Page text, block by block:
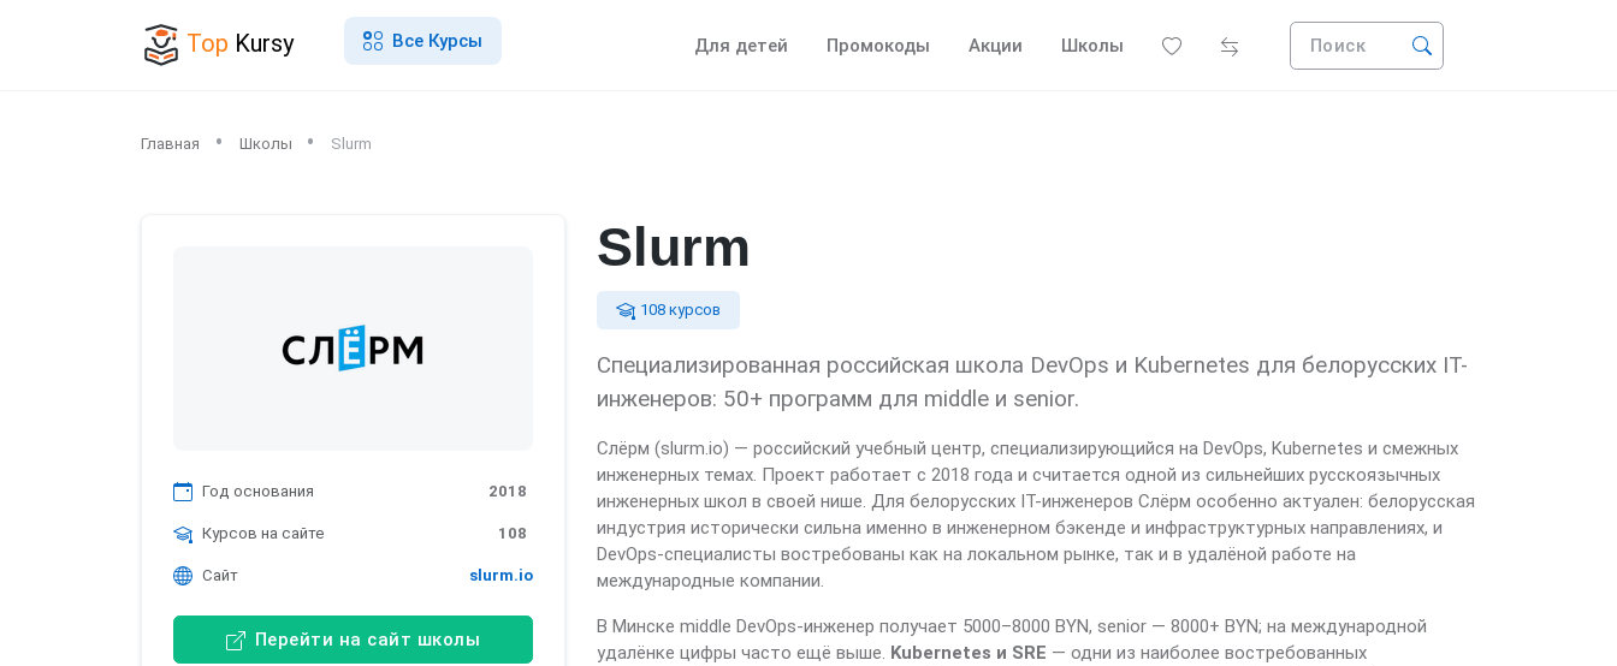
Top Kursy Все Курсы Для детей Промокоды Акции Школы Поиск
Главная Школы Slurm
Год основания 2018
Курсов на сайте 108
Сайт slurm.io
Перейти на сайт школы
Slurm
108 курсов
Специализированная российская школа DevOps и Kubernetes для белорусских IT-
инженеров: 50+ программ для middle и senior.
Слёрм (slurm.io) — российский учебный центр, специализирующийся на DevOps, Kubernetes и смежных
инженерных темах. Проект работает с 2018 года и считается одной из сильнейших русскоязычных
инженерных школ в своей нише. Для белорусских IT-инженеров Слёрм особенно актуален: белорусская
индустрия исторически сильна именно в инженерном бэкенде и инфраструктурных направлениях, и
DevOps-специалисты востребованы как на локальном рынке, так и в удалёной работе на
международные компании.
В Минске middle DevOps-инженер получает 5000–8000 BYN, senior — 8000+ BYN; на международной
удалёнке цифры часто ещё выше. Kubernetes и SRE — одни из наиболее востребованных